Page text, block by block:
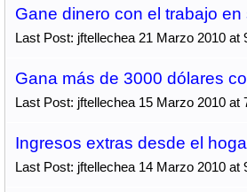
Gane dinero con el trabajo en
Last Post: jftellechea 21 Marzo 2010 at
Gana más de 3000 dólares
Last Post: jftellechea 15 Marzo 2010 at
Ingresos extras desde el
Last Post: jftellechea 14 Marzo 2010 at